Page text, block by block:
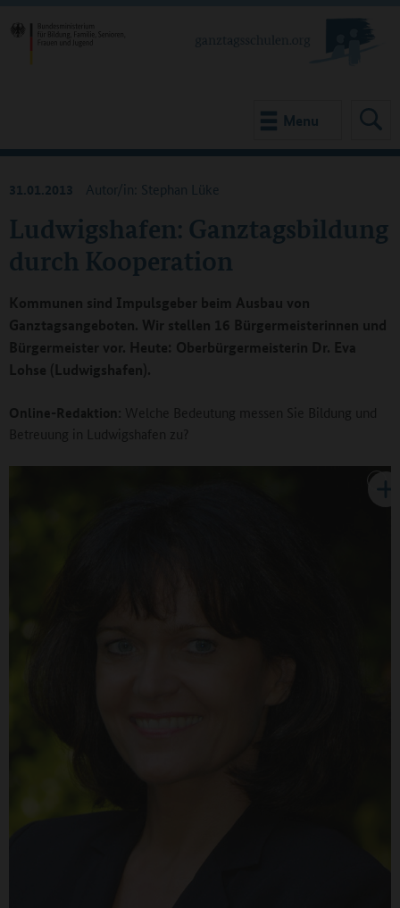
Menu
Ludwigshafen: Ganztagsbildung
durch Kooperation
31.01.2013 Autor/in: Stephan Lüke
Kommunen sind Impulsgeber beim Ausbau von
Ganztagsangeboten. Wir stellen 16 Bürgermeisterinnen und
Bürgermeister vor. Heute: Oberbürgermeisterin Dr. Eva
Lohse (Ludwigshafen).
Online-Redaktion: Welche Bedeutung messen Sie Bildung und
Betreuung in Ludwigshafen zu?